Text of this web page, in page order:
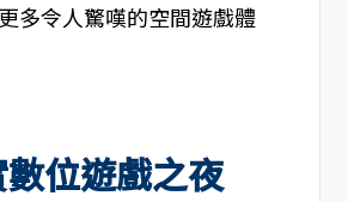
多令人驚嘆的空間遊戲體
位遊戲之夜